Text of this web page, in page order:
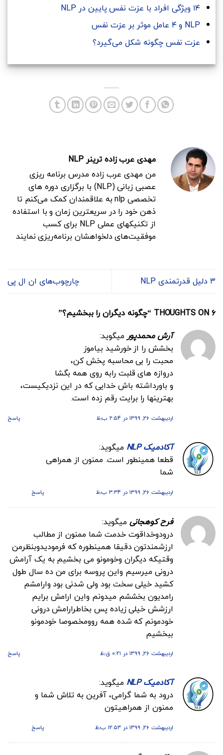
۱۴ ویژگی افراد با عزت نفس پایین در NLP
NLP و ۴ عامل موثر بر عزت ‌نفس
عزت نفس چگونه شکل می‌گیرد؟
مهدی عرب زاده ترینر NLP
من مهدی عرب زاده مدرس برنامه ریزی
عصبی زبانی (NLP) با برگزاری دوره های
تخصصی nlp به علاقمندان کمک می‌کنم تا
ذهن خود را در سریعترین زمان و با استفاده
از تکنیکهای عملی NLP برای کسب
موفقیت‌های دلخواهشان برنامه‌ریزی نمایند
۳ دلیل قدرتمندی NLP چارچوب‌های ان ال پی
۶ THOUGHTS ON “ چگونه دیگران را ببخشیم؟”
آرش محمدپورمیگوید:
بخشش را از خورشید بیاموز
محبت را بی محاسبه پخش کن،
دروازه های قلبت رابه روی همه بگشا
و باورداشته باش خدایی که در این نزدیکیست،
بهترینها را برایت رقم زده است.
اردیبهشت ۲۶, ۱۳۹۹ در ۲:۵۴ ب٫ظ پاسخ
آکادمیک NLP
میگوید:
قطعا همینطور است. ممنون از همراهی
شما
اردیبهشت ۲۶, ۱۳۹۹ در ۳:۳۴ ب٫ظ پاسخ
فرح کوهجانی میگوید:
درودوخداقوت خدمت شما ممنون از مطالب
ارزشمندتون دقیقا همینطوره که فرمودیدوبنظرمن
وقتیکه دیگران وخومونو می بخشیم به یک آرامش
درونی میرسیم واین پروسه برای من ده سال طول
کشید خیلی سخت بود ولی شدنی بود وارامشم
رامدیون بخششم میدونم واین ارامش برایم
ارزشش خیلی زیاده پس بخاطرارامش درونی
خودمونم که شده همه روومخصوصا خودمونو
ببخشیم
اردیبهشت ۲۶, ۱۳۹۹ در ۰:۲۱ ق٫ظ پاسخ
آکادمیک NLP
میگوید:
درود به شما گرامی، آفرین به تلاش شما و
ممنون از همراهیتون
اردیبهشت ۲۶, ۱۳۹۹ در ۱۲:۵۳ ب٫ظ پاسخ